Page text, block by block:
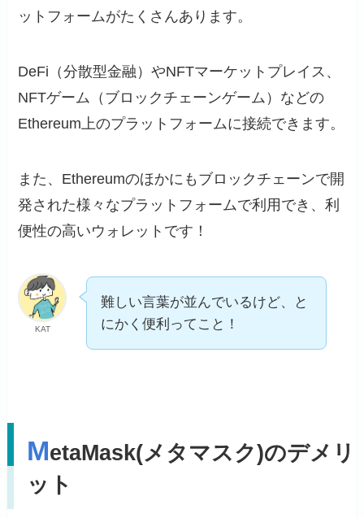
ットフォームがたくさんあります。
DeFi（分散型金融）やNFTマーケットプレイス、
NFTゲーム（ブロックチェーンゲーム）などの
Ethereum上のプラットフォームに接続できます。
また、Ethereumのほかにもブロックチェーンで開
発された様々なプラットフォームで利用でき、利
便性の高いウォレットです！
KAT
難しい言葉が並んでいるけど、と
にかく便利ってこと！
MetaMask(メタマスク)のデメリ
ット